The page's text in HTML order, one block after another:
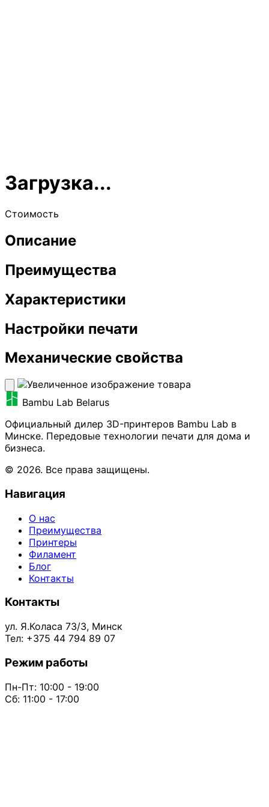
Загрузка...
Стоимость
Описание
Преимущества
Характеристики
Настройки печати
Механические свойства
Bambu Lab Belarus
Официальный дилер 3D-принтеров Bambu Lab в
Минске. Передовые технологии печати для дома и
бизнеса.
© 2026. Все права защищены.
Навигация
О нас
Преимущества
Принтеры
Филамент
Блог
Контакты
Контакты
ул. Я.Коласа 73/3, Минск
Тел: +375 44 794 89 07
Режим работы
Пн-Пт: 10:00 - 19:00
Сб: 11:00 - 17:00